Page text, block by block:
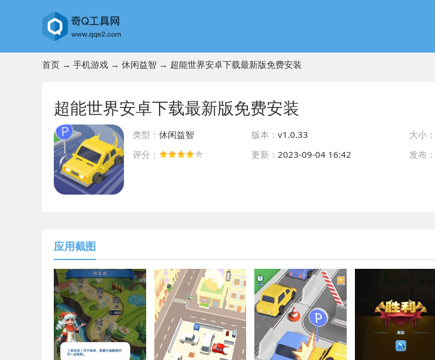
首页 → 手机游戏 → 休闲益智 → 超能世界安卓下载最新版免费安装
超能世界安卓下载最新版免费安装
类型： 休闲益智 版本： v1.0.33 大小：
评分：
更新： 2023-09-04 16:42 发布：
应用截图